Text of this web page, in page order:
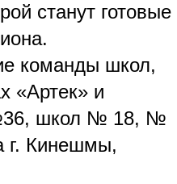
станут готовые
команды школ,
«Артек» и
школ № 18, №
г. Кинешмы,